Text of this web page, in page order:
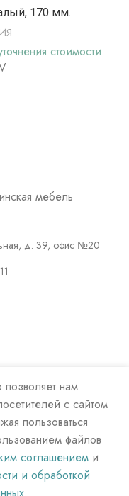
170 мм.
стоимости
мебель
д. 39, офис №20
ПОИСК
нам
с сайтом
пользоваться
файлов
соглашением и
и обработкой